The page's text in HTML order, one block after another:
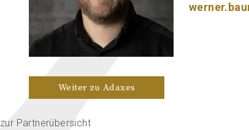
Weiter zu Adaxes
zur Partnerübersicht